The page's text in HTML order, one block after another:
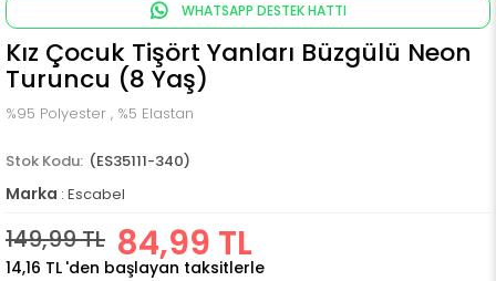
WHATSAPP DESTEK HATTI
Kız Çocuk Tişört Yanları Büzgülü Neon
Turuncu (8 Yaş)
%95 Polyester , %5 Elastan
(ES35111-340)
Marka : Escabel
149,99 TL 84,99 TL
14,16 TL 'den başlayan taksitlerle